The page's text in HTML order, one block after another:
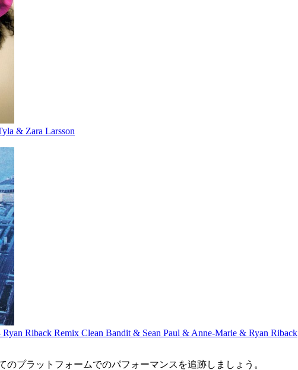
& Zara Larsson
Ryan Riback Remix Clean Bandit & Sean Paul & Anne-Marie & Ryan Riback
プラットフォームでのパフォーマンスを追跡しましょう。